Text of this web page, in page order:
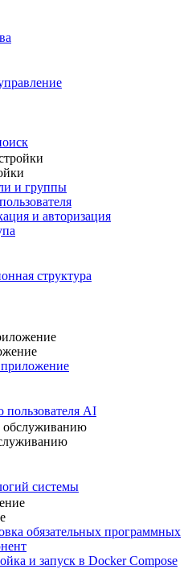
и группы
и авторизация
структура
пользователя AI
обслуживанию
системы
обязательных программных
и запуск в Docker Compose